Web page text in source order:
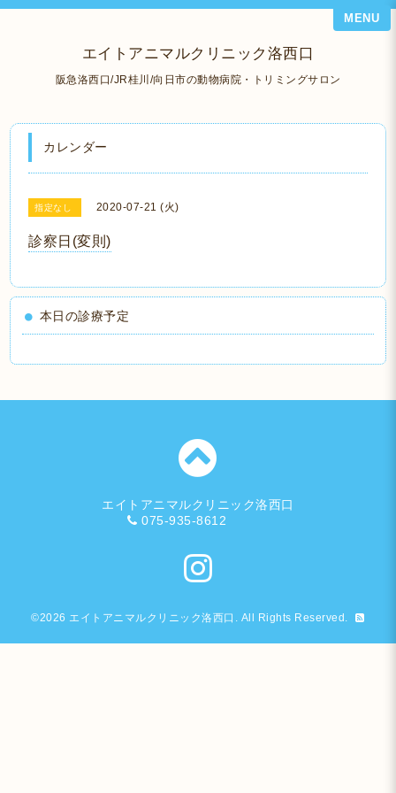
エイトアニマルクリニック洛西口
阪急洛西口/JR桂川/向日市の動物病院・トリミングサロン
MENU
カレンダー
指定なし 2020-07-21 (火)
診察日(変則)
本日の診療予定
エイトアニマルクリニック洛西口
075-935-8612
©2026 エイトアニマルクリニック洛西口 . All Rights Reserved.